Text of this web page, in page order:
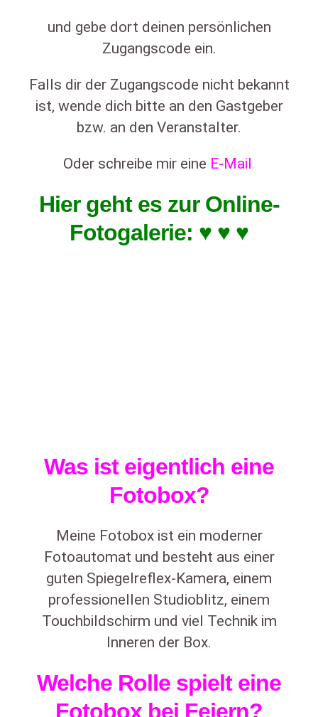
und gebe dort deinen persönlichen
Zugangscode ein.
Falls dir der Zugangscode nicht bekannt
ist, wende dich bitte an den Gastgeber
bzw. an den Veranstalter.
Oder schreibe mir eine E-Mail.
Hier geht es zur Online-
Fotogalerie: ♥ ♥ ♥
Was ist eigentlich eine
Fotobox?
Meine Fotobox ist ein moderner
Fotoautomat und besteht aus einer
guten Spiegelreflex-Kamera, einem
professionellen Studioblitz, einem
Touchbildschirm und viel Technik im
Inneren der Box.
Welche Rolle spielt eine
Fotobox bei Feiern?